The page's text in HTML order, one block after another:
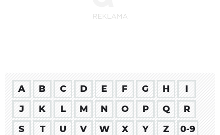
A B C D E F G H
I
J
K L M N O P Q
R
S
T U V W X Y Z
0-9